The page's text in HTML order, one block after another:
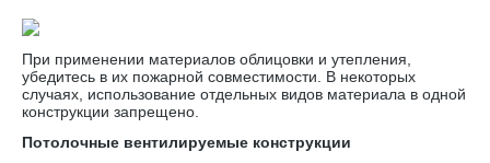
При применении материалов облицовки и утепления,
убедитесь в их пожарной совместимости. В некоторых
случаях, использование отдельных видов материала в одной
конструкции запрещено.
Потолочные вентилируемые конструкции